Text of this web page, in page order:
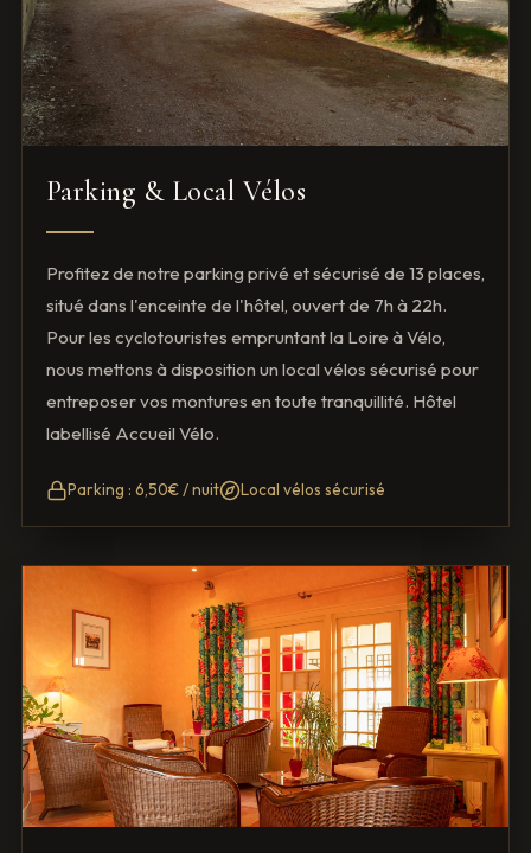
Parking & Local Vélos
Profitez de notre parking privé et sécurisé de 13 places,
situé dans l'enceinte de l'hôtel, ouvert de 7h à 22h.
Pour les cyclotouristes empruntant la Loire à Vélo,
nous mettons à disposition un local vélos sécurisé pour
entreposer vos montures en toute tranquillité. Hôtel
labellisé Accueil Vélo.
Parking : 6,50€ / nuit Local vélos sécurisé